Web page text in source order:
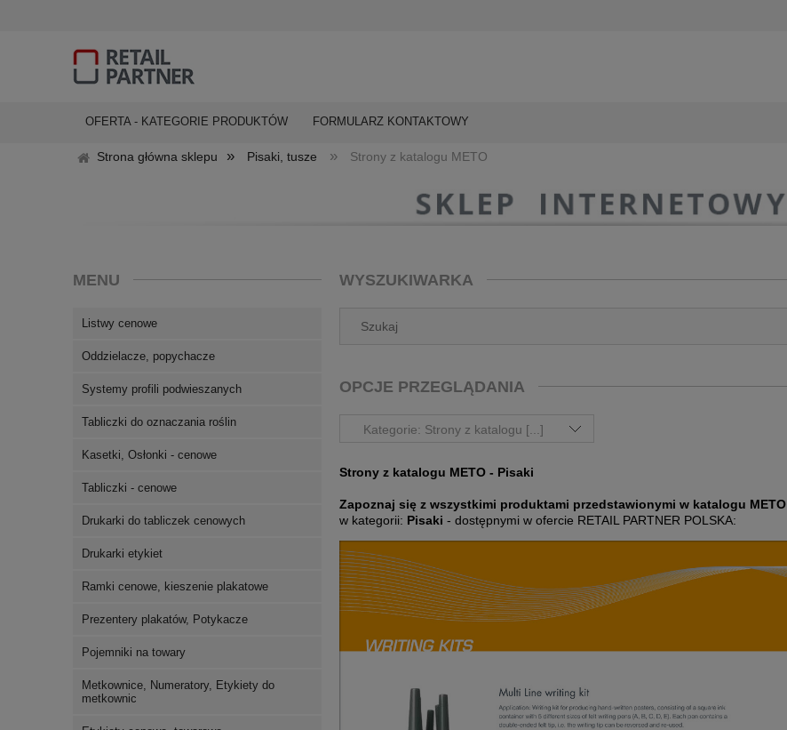
OFERTA - KATEGORIE PRODUKTÓW FORMULARZ KONTAKTOWY
Strona główna sklepu » Pisaki, tusze » Strony z katalogu METO
MENU
Listwy cenowe
Oddzielacze, popychacze
Systemy profili podwieszanych
Tabliczki do oznaczania roślin
Kasetki, Osłonki - cenowe
Tabliczki - cenowe
Drukarki do tabliczek cenowych
Drukarki etykiet
Ramki cenowe, kieszenie plakatowe
Prezentery plakatów, Potykacze
Pojemniki na towary
Metkownice, Numeratory, Etykiety do
metkownic
WYSZUKIWARKA
OPCJE PRZEGLĄDANIA
Kategorie: Strony z katalogu [...]
Strony z katalogu METO - Pisaki
Zapoznaj się z wszystkimi produktami przedstawionymi w katalogu METO
w kategorii: Pisaki - dostępnymi w ofercie RETAIL PARTNER POLSKA: